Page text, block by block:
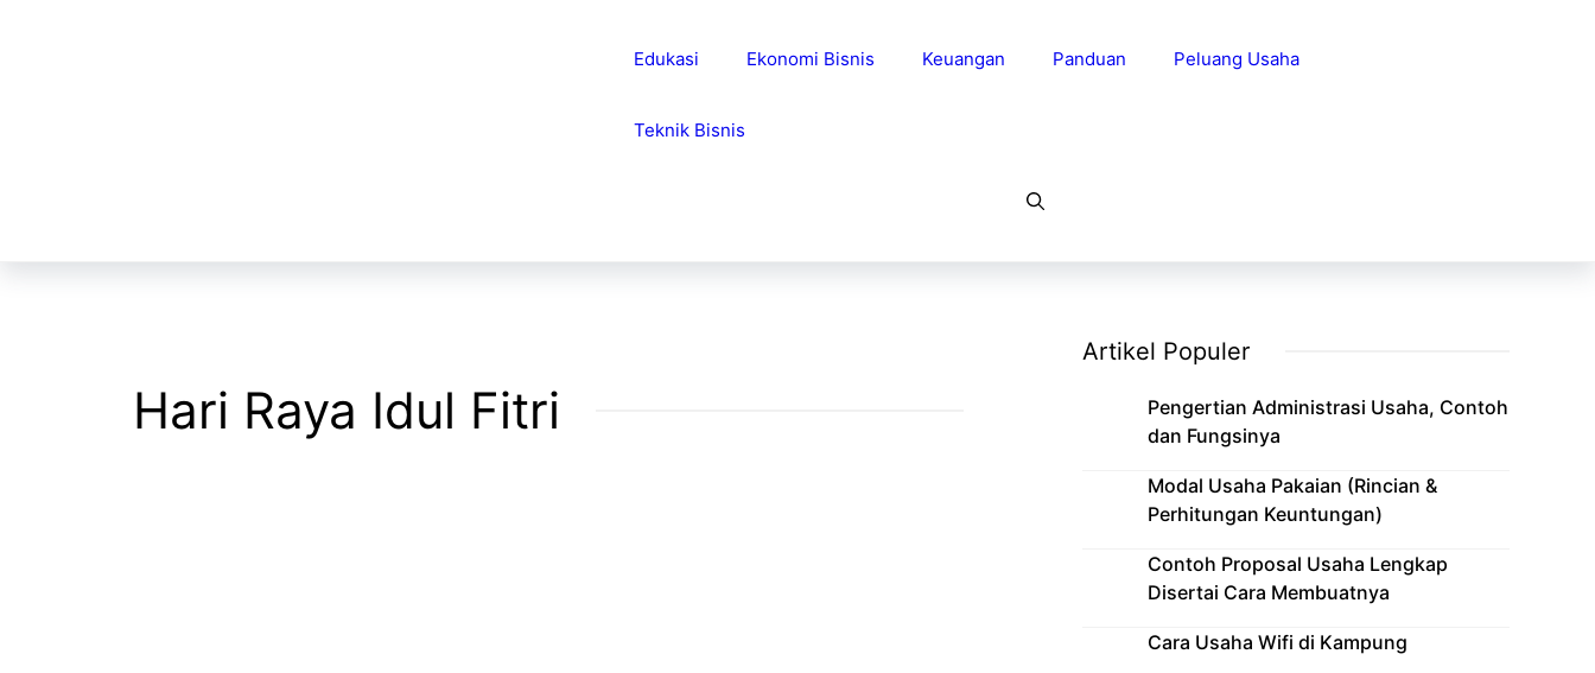
Edukasi Ekonomi Bisnis Keuangan Panduan Peluang Usaha
Teknik Bisnis
Hari Raya Idul Fitri
Artikel Populer
Pengertian Administrasi Usaha, Contoh
dan Fungsinya
Modal Usaha Pakaian (Rincian &
Perhitungan Keuntungan)
Contoh Proposal Usaha Lengkap
Disertai Cara Membuatnya
Cara Usaha Wifi di Kampung